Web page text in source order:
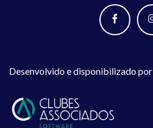
Desenvolvido e disponibilizado por